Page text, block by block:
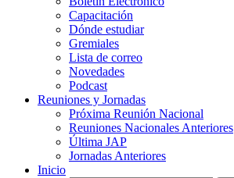
Capacitación
Dónde estudiar
Gremiales
Lista de correo
Novedades
Podcast
Reuniones y Jornadas
Próxima Reunión Nacional
Reuniones Nacionales Anteriores
Última JAP
Jornadas Anteriores
Inicio